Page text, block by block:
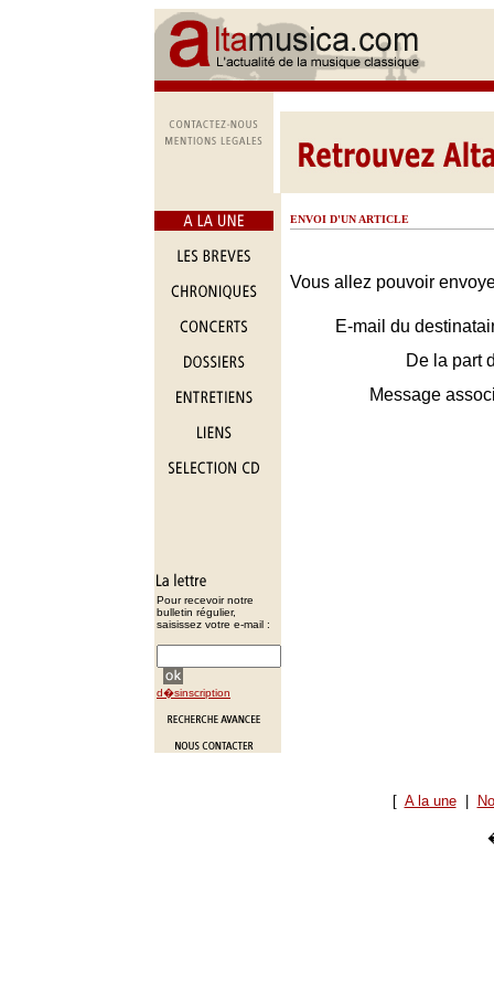
Pour recevoir notre
bulletin régulier,
saisissez votre e-mail :
d�sinscription
ENVOI D'UN ARTICLE
Vous allez pouvoir
E-mail du
De la part
Message
[ A la une|